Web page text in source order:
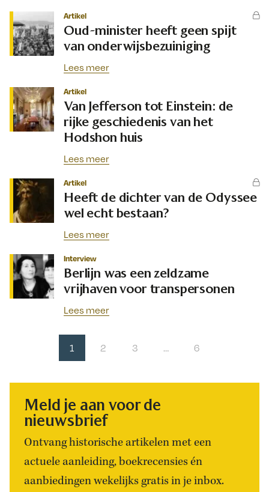
Artikel
Oud-minister heeft geen spijt
van onderwijsbezuiniging
Lees meer
Artikel
Van Jefferson tot Einstein: de
rijke geschiedenis van het
Hodshon huis
Lees meer
Artikel
Heeft de dichter van de Odyssee
wel echt bestaan?
Lees meer
Interview
Berlijn was een zeldzame
vrijhaven voor transpersonen
Lees meer
1 2 3 … 6
Meld je aan voor de
nieuwsbrief
Ontvang historische artikelen met een
actuele aanleiding, boekrecensies én
aanbiedingen wekelijks gratis in je inbox.